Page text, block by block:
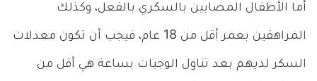
أما الأطفال المصابين بالسكري بالفعل، وكذلك
المراهقين بعمر أقل من 18 عام، فيجب أن تكون معدلات
السكر لديهم بعد تناول الوجبات بساعة هي أقل من